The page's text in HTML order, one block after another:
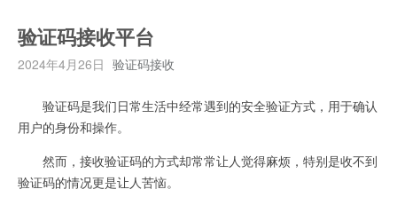
验证码接收平台
2024年4月26日 验证码接收
验证码是我们日常生活中经常遇到的安全验证方式，用于确认
用户的身份和操作。
然而，接收验证码的方式却常常让人觉得麻烦，特别是收不到
验证码的情况更是让人苦恼。